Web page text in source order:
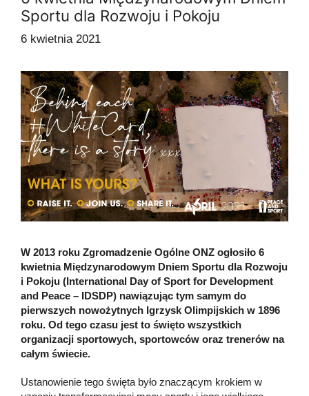
Sportu dla Rozwoju i Pokoju
6 kwietnia 2021
W 2013 roku Zgromadzenie Ogólne ONZ ogłosiło 6
kwietnia Międzynarodowym Dniem Sportu dla Rozwoju
i Pokoju (International Day of Sport for Development
and Peace – IDSDP) nawiązując tym samym do
pierwszych nowożytnych Igrzysk Olimpijskich w 1896
roku. Od tego czasu jest to święto wszystkich
organizacji sportowych, sportowców oraz trenerów na
całym świecie.
Ustanowienie tego święta było znaczącym krokiem w